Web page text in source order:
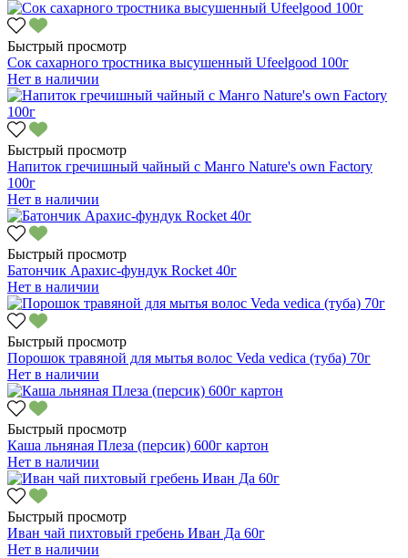
Быстрый просмотр
Сок сахарного тростника высушенный Ufeelgood 100г
Нет в наличии
Быстрый просмотр
Напиток гречишный чайный с Манго Nature's own Factory
100г
Нет в наличии
Быстрый просмотр
Батончик Арахис-фундук Rockеt 40г
Нет в наличии
Быстрый просмотр
Порошок травяной для мытья волос Veda vedica (туба) 70г
Нет в наличии
Быстрый просмотр
Каша льняная Плеза (персик) 600г картон
Нет в наличии
Быстрый просмотр
Иван чай пихтовый гребень Иван Да 60г
Нет в наличии